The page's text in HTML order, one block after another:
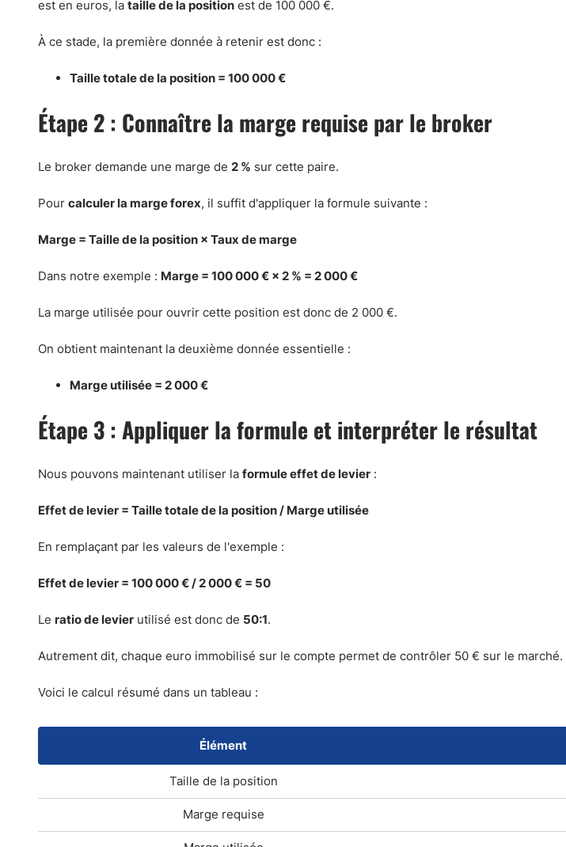
est en euros, la taille de la position est de 100 000 €.
À ce stade, la première donnée à retenir est donc :
Taille totale de la position = 100 000 €
Étape 2 : Connaître la marge requise par le broker
Le broker demande une marge de 2 % sur cette paire.
Pour calculer la marge forex, il suffit d'appliquer la formule suivante :
Marge = Taille de la position × Taux de marge
Dans notre exemple : Marge = 100 000 € × 2 % = 2 000 €
La marge utilisée pour ouvrir cette position est donc de 2 000 €.
On obtient maintenant la deuxième donnée essentielle :
Marge utilisée = 2 000 €
Étape 3 : Appliquer la formule et interpréter le résultat
Nous pouvons maintenant utiliser la formule effet de levier :
Effet de levier = Taille totale de la position / Marge utilisée
En remplaçant par les valeurs de l'exemple :
Effet de levier = 100 000 € / 2 000 € = 50
Le ratio de levier utilisé est donc de 50:1.
Autrement dit, chaque euro immobilisé sur le compte permet de contrôler 50 € sur le marché.
Voici le calcul résumé dans un tableau :
Élément
Taille de la position
Marge requise